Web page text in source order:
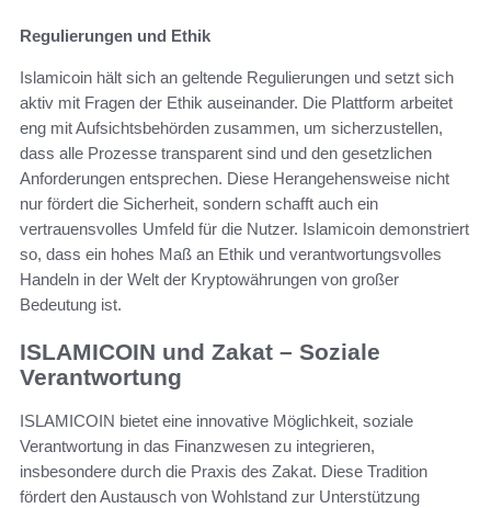
Regulierungen und Ethik
Islamicoin hält sich an geltende Regulierungen und setzt sich
aktiv mit Fragen der Ethik auseinander. Die Plattform arbeitet
eng mit Aufsichtsbehörden zusammen, um sicherzustellen,
dass alle Prozesse transparent sind und den gesetzlichen
Anforderungen entsprechen. Diese Herangehensweise nicht
nur fördert die Sicherheit, sondern schafft auch ein
vertrauensvolles Umfeld für die Nutzer. Islamicoin demonstriert
so, dass ein hohes Maß an Ethik und verantwortungsvolles
Handeln in der Welt der Kryptowährungen von großer
Bedeutung ist.
ISLAMICOIN und Zakat – Soziale
Verantwortung
ISLAMICOIN bietet eine innovative Möglichkeit, soziale
Verantwortung in das Finanzwesen zu integrieren,
insbesondere durch die Praxis des Zakat. Diese Tradition
fördert den Austausch von Wohlstand zur Unterstützung